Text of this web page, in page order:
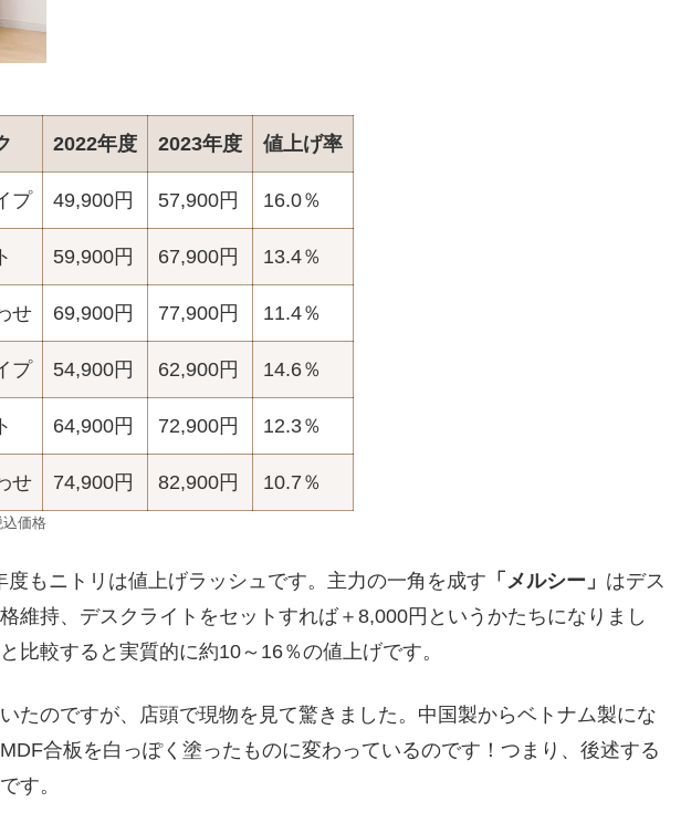
2022年度 2023年度 値上げ率
プ 49,900円 57,900円 16.0％
59,900円 67,900円 13.4％
せ 69,900円 77,900円 11.4％
プ 54,900円 62,900円 14.6％
64,900円 72,900円 12.3％
せ 74,900円 82,900円 10.7％
価格
度もニトリは値上げラッシュです。主力の一角を成す 「メルシー」 はデス
維持、デスクライトをセットすれば＋8,000円というかたちになりまし
比較すると実質的に約10～16％の値上げです。
たのですが、店頭で現物を見て驚きました。中国製からベトナム製にな
合板を白っぽく塗ったものに変わっているのです！つまり、後述する
す。